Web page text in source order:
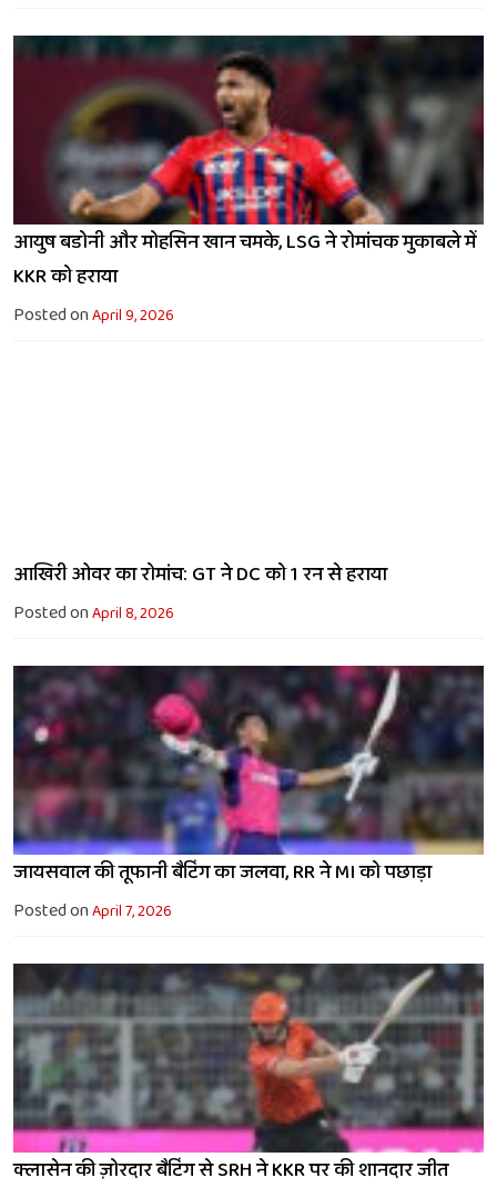
आयुष बडोनी और मोहसिन खान चमके, LSG ने रोमांचक मुकाबले में
KKR को हराया
Posted onApril 9, 2026
आखिरी ओवर का रोमांच: GT ने DC को 1 रन से हराया
Posted onApril 8, 2026
जायसवाल की तूफानी बैटिंग का जलवा, RR ने MI को पछाड़ा
Posted onApril 7, 2026
क्लासेन की ज़ोरदार बैटिंग से SRH ने KKR पर की शानदार जीत